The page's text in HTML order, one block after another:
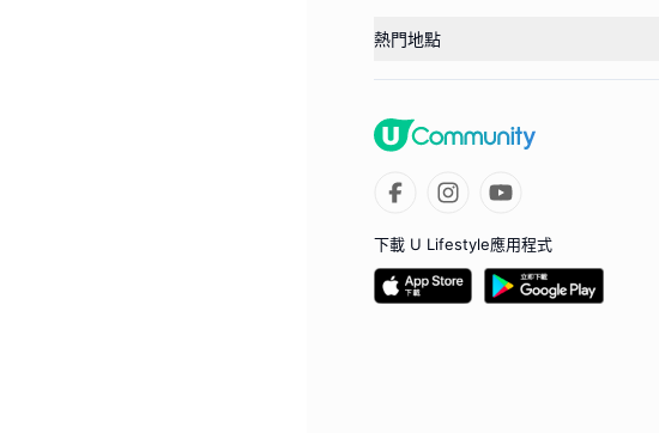
熱門地點
下載 U Lifestyle應用程式